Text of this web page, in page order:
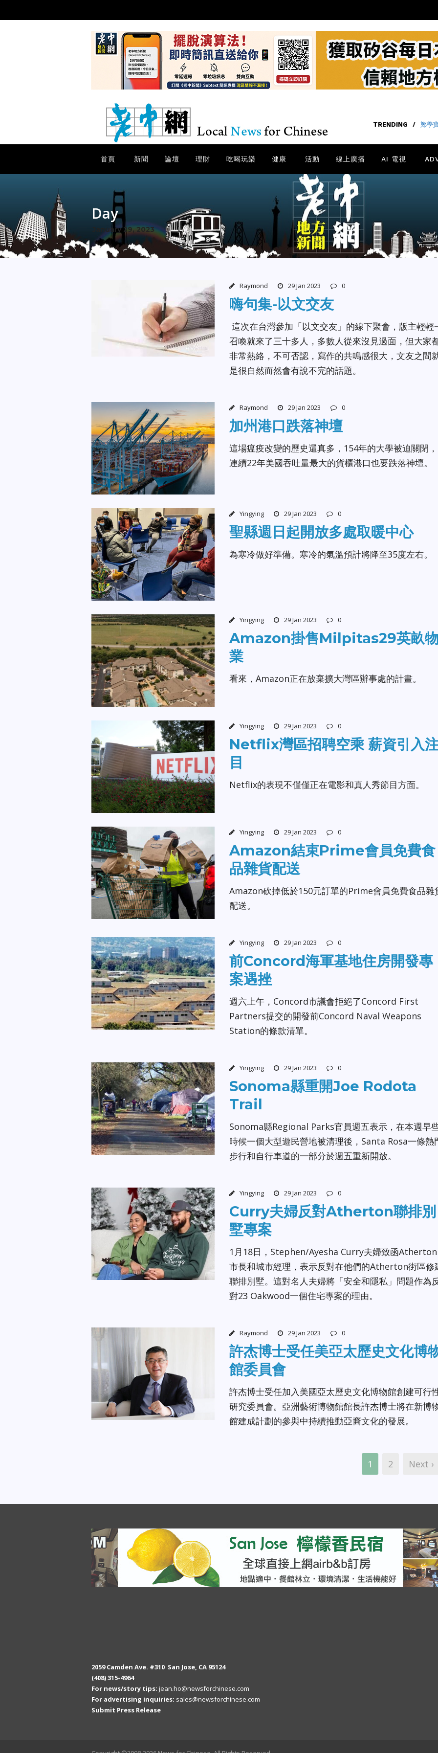
TRENDING / 鄭學
首頁 新聞 論壇 理財 吃喝玩樂 健康 活動 線上廣播 AI 電視
Day
January 29, 2023
Raymond 29 Jan 2023 0
嗨句集-以文交友
這次在台灣參加「以文交友」的線下聚會，版主輕輕
召喚就來了三十多人，多數人從來沒見過面，但大家
非常熱絡，不可否認，寫作的共鳴感很大，文友之間
是很自然而然會有說不完的話題。
Raymond 29 Jan 2023 0
加州港口跌落神壇
這場瘟疫改變的歷史還真多，154年的大學被迫關閉，
連續22年美國吞吐量最大的貨櫃港口也要跌落神壇。
Yingying 29 Jan 2023 0
聖縣週日起開放多處取暖中心
為寒冷做好準備。寒冷的氣溫預計將降至35度左右。
Yingying 29 Jan 2023 0
Amazon掛售Milpitas29英畝
業
看來，Amazon正在放棄擴大灣區辦事處的計畫。
Yingying 29 Jan 2023 0
Netflix灣區招聘空乘 薪資引入
目
Netflix的表現不僅僅正在電影和真人秀節目方面。
Yingying 29 Jan 2023 0
Amazon結束Prime會員免費食
品雜貨配送
Amazon砍掉低於150元訂單的Prime會員免費食品雜
配送。
Yingying 29 Jan 2023 0
前Concord海軍基地住房開發專
案遇挫
週六上午，Concord市議會拒絕了Concord First
Partners提交的開發前Concord Naval Weapons
Station的條款清單。
Yingying 29 Jan 2023 0
Sonoma縣重開Joe Rodota
Trail
Sonoma縣Regional Parks官員週五表示，在本週早
時候一個大型遊民營地被清理後，Santa Rosa一條熱
步行和自行車道的一部分於週五重新開放。
Yingying 29 Jan 2023 0
Curry夫婦反對Atherton聯排別
墅專案
1月18日，Stephen/Ayesha Curry夫婦致函Atherton
市長和城市經理，表示反對在他們的Atherton街區修
聯排別墅。這對名人夫婦將「安全和隱私」問題作為
對23 Oakwood一個住宅專案的理由。
Raymond 29 Jan 2023 0
許杰博士受任美亞太歷史文化博
館委員會
許杰博士受任加入美國亞太歷史文化博物館創建可行
研究委員會。亞洲藝術博物館館長許杰博士將在新博
館建成計劃的參與中持續推動亞裔文化的發展。
1 2 Next ›
2059 Camden Ave. #310 San Jose, CA 95124
(408) 315-4964
For news/story tips: jean.ho@newsforchinese.com
For advertising inquiries: sales@newsforchinese.com
Submit Press Release